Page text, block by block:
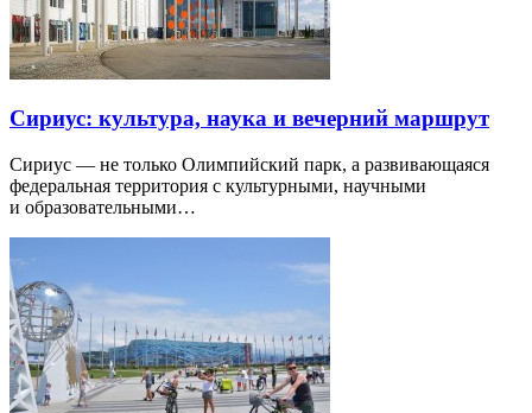
Сириус: культура, наука и вечерний маршрут
Сириус — не только Олимпийский парк, а развивающаяся
федеральная территория с культурными, научными
и образовательными…